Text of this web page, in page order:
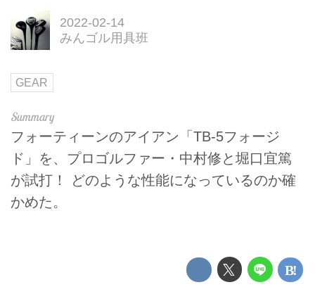
2022-02-14
みんゴル用具班
GEAR
フォーティーンのアイアン「TB-5フォージ
ド」を、プロゴルファー・中村修と堀口宜篤
が試打！ どのような性能になっているのか確
かめた。